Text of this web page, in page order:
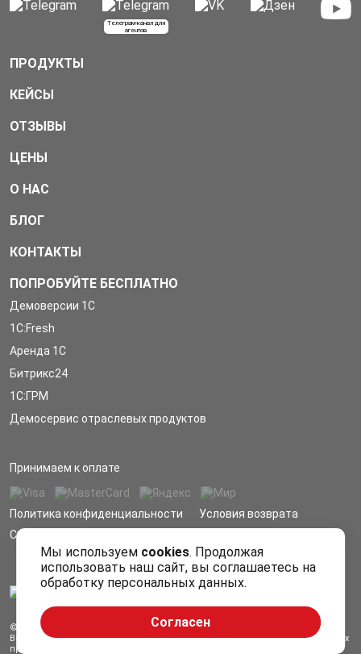
Телеграм-канал для
агентов
ПРОДУКТЫ
КЕЙСЫ
ОТЗЫВЫ
ЦЕНЫ
О НАС
БЛОГ
КОНТАКТЫ
ПОПРОБУЙТЕ БЕСПЛАТНО
Демоверсии 1С
1С:Fresh
Аренда 1С
Битрикс24
1С:ГРМ
Демосервис отраслевых продуктов
Принимаем к оплате
Политика конфиденциальности
Условия возврата
Сообщить об ошибке
© Armex, ООО «АПП» 1999- 2026
Все права защищены. Все торговые марки являются собственностью их
правообладателей.
Мы используем cookies. Продолжая
использовать наш сайт, вы соглашаетесь на
обработку персональных данных.
Согласен